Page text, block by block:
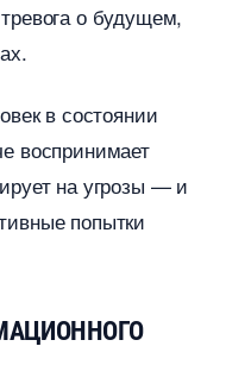
о будущем,
в состоянии
воспринимает
на угрозы — и
попытки